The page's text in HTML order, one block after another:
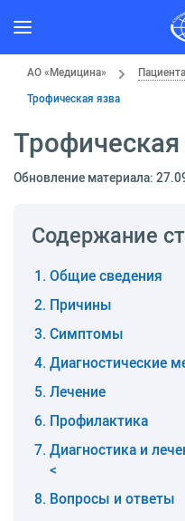
АО «Медицина»
Трофическая язва
Трофическая
Обновление материала:
Содержание
Общие сведения
Причины
Симптомы
Диагностические
Лечение
Профилактика
Диагностика и
<
Вопросы и ответы